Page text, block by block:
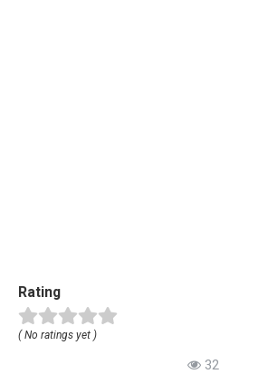
Rating
( No ratings yet )
32